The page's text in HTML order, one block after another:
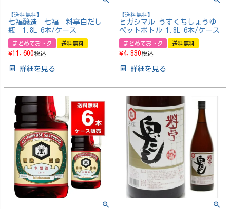
【送料無料】
七福醸造 七福 料亭白だし
瓶 1.8L 6本/ケース
まとめておトク 送料無料
¥11,600税込
詳細を見る
【送料無料】
ヒガシマル うすくちしょうゆ
ペットボトル 1.8L 6本/ケース
まとめておトク 送料無料
¥4,830税込
詳細を見る